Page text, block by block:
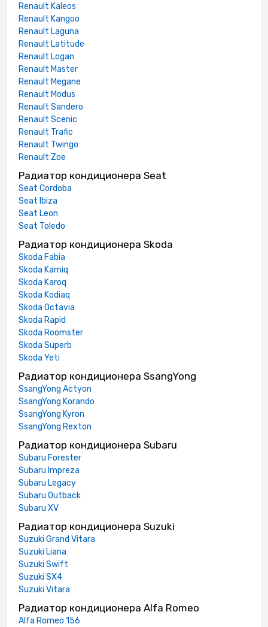
Renault Kaleos
Renault Kangoo
Renault Laguna
Renault Latitude
Renault Logan
Renault Master
Renault Megane
Renault Modus
Renault Sandero
Renault Scenic
Renault Trafic
Renault Twingo
Renault Zoe
Радиатор кондиционера Seat
Seat Cordoba
Seat Ibiza
Seat Leon
Seat Toledo
Радиатор кондиционера Skoda
Skoda Fabia
Skoda Kamiq
Skoda Karoq
Skoda Kodiaq
Skoda Octavia
Skoda Rapid
Skoda Roomster
Skoda Superb
Skoda Yeti
Радиатор кондиционера SsangYong
SsangYong Actyon
SsangYong Korando
SsangYong Kyron
SsangYong Rexton
Радиатор кондиционера Subaru
Subaru Forester
Subaru Impreza
Subaru Legacy
Subaru Outback
Subaru XV
Радиатор кондиционера Suzuki
Suzuki Grand Vitara
Suzuki Liana
Suzuki Swift
Suzuki SX4
Suzuki Vitara
Радиатор кондиционера Alfa Romeo
Alfa Romeo 156